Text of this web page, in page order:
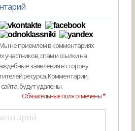
не приемлем в комментариях
участников, спам и ссылки на
заявления в сторону
ресурса. Комментарии,
будут удалены.
Обязательные поля отмечены *